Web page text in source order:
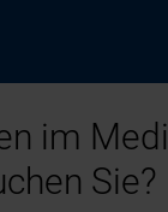
im
Sie?